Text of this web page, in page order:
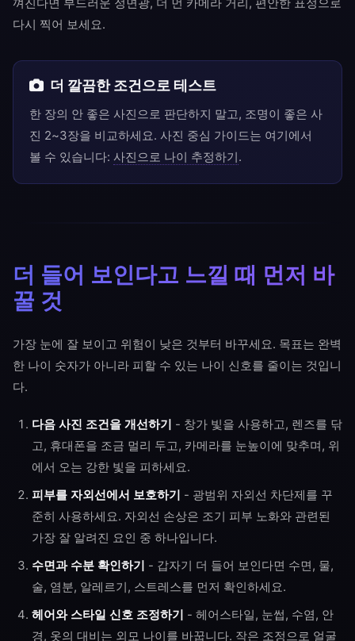
다시 찍어 보세요.
더 깔끔한 조건으로 테스트
한 장의 안 좋은 사진으로 판단하지 말고, 조명이 좋은 사
진 2~3장을 비교하세요. 사진 중심 가이드는 여기에서
볼 수 있습니다: 사진으로 나이 추정하기.
더 들어 보인다고 느낄 때 먼저 바
꿀 것
가장 눈에 잘 보이고 위험이 낮은 것부터 바꾸세요. 목표는 완벽
한 나이 숫자가 아니라 피할 수 있는 나이 신호를 줄이는 것입니
다.
다음 사진 조건을 개선하기 - 창가 빛을 사용하고, 렌즈를 닦
고, 휴대폰을 조금 멀리 두고, 카메라를 눈높이에 맞추며, 위
에서 오는 강한 빛을 피하세요.
피부를 자외선에서 보호하기 - 광범위 자외선 차단제를 꾸
준히 사용하세요. 자외선 손상은 조기 피부 노화와 관련된
가장 잘 알려진 요인 중 하나입니다.
수면과 수분 확인하기 - 갑자기 더 들어 보인다면 수면, 물,
술, 염분, 알레르기, 스트레스를 먼저 확인하세요.
헤어와 스타일 신호 조정하기 - 헤어스타일, 눈썹, 수염, 안
경, 옷의 대비는 외모 나이를 바꿉니다. 작은 조정으로 얼굴